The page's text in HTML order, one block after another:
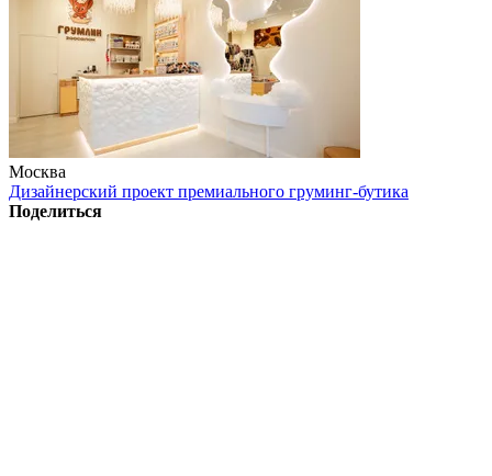
Москва
Дизайнерский проект премиального груминг-бутика
Поделиться